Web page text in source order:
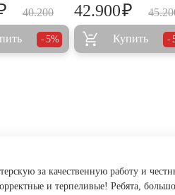
40.200
5%
42.900₽
Купить
за качественную работу и
и терпеливые! Ребята,